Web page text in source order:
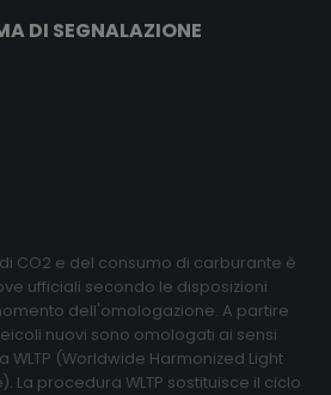
DI SEGNALAZIONE
CO2 e del consumo di carburante è
ufficiali secondo le disposizioni
dell'omologazione. A partire
nuovi sono omologati ai sensi
(Worldwide Harmonized Light
La procedura WLTP sostituisce il ciclo